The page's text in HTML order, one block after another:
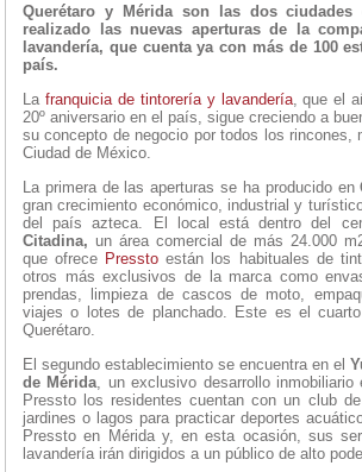
Querétaro y Mérida son las dos
realizado las nuevas aperturas de la
lavandería, que cuenta ya con más de 100
país.
La franquicia de tintorería y lavandería, que el
20º aniversario en el país, sigue creciendo a
su concepto de negocio por todos los rincones,
Ciudad de México.
La primera de las aperturas se ha producido en
gran crecimiento económico, industrial y
del país azteca. El local está dentro del
Citadina, un área comercial de más 24.000
que ofrece Pressto están los habituales de
otros más exclusivos de la marca como
prendas, limpieza de cascos de moto,
viajes o lotes de planchado. Este es el
Querétaro.
El segundo establecimiento se encuentra en el
de Mérida , un exclusivo desarrollo
Pressto los residentes cuentan con un club
jardines o lagos para practicar deportes
Pressto en Mérida y, en esta ocasión, sus
lavandería irán dirigidos a un público de alto